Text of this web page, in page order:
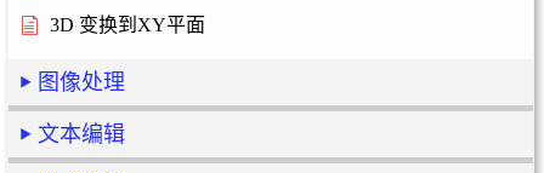
3D 变换到XY平面
图像处理
文本编辑